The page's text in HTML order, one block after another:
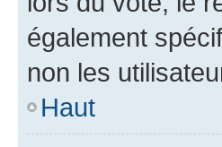
également
non les
Haut